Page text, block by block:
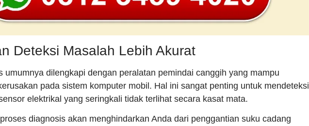
Deteksi Masalah Lebih Akurat
umumnya dilengkapi dengan peralatan pemindai canggih yang mampu
pada sistem komputer mobil. Hal ini sangat penting untuk mendeteksi
elektrikal yang seringkali tidak terlihat secara kasat mata.
diagnosis akan menghindarkan Anda dari penggantian suku cadang